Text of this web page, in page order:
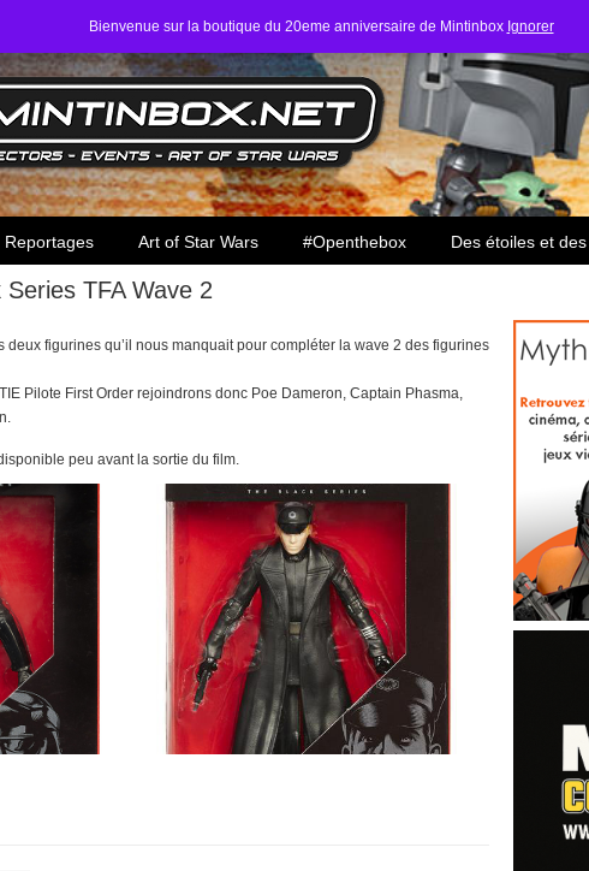
Bienvenue sur la boutique du 20eme anniversaire de Mintinbox Ignorer
Wars
Reportages Art of Star Wars #Openthebox Des étoiles et
TFA Wave 2
deux figurines qu’il nous manquait pour compléter la wave 2 des figurines
Pilote First Order rejoindrons donc Poe Dameron, Captain Phasma,
peu avant la sortie du film.